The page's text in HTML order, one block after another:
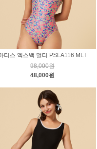
티스 엑스백 멀티 PSLA116 MLT
98,000원
48,000원